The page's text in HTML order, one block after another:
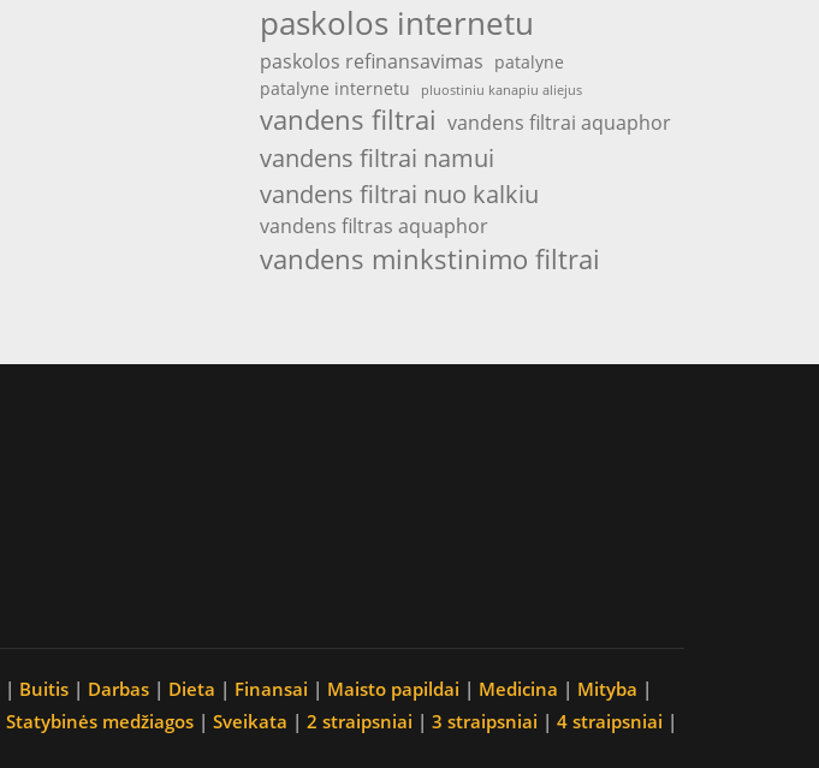
paskolos internetu
paskolos refinansavimas patalyne
patalyne internetu
pluostiniu kanapiu aliejus
vandens filtrai vandens filtrai aquaphor
vandens filtrai namui
vandens filtrai nuo kalkiu
vandens filtras aquaphor
vandens minkstinimo filtrai
| Buitis | Darbas | Dieta | Finansai | Maisto papildai | Medicina | Mityba |
Statybinės medžiagos | Sveikata | 2 straipsniai | 3 straipsniai | 4 straipsniai |